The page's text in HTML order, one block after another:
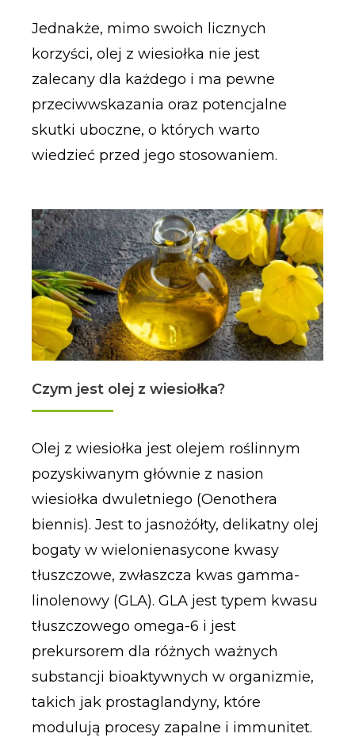
Jednakże, mimo swoich licznych
korzyści, olej z wiesiołka nie jest
zalecany dla każdego i ma pewne
przeciwwskazania oraz potencjalne
skutki uboczne, o których warto
wiedzieć przed jego stosowaniem.
Czym jest olej z wiesiołka?
Olej z wiesiołka jest olejem roślinnym
pozyskiwanym głównie z nasion
wiesiołka dwuletniego (Oenothera
biennis). Jest to jasnożółty, delikatny olej
bogaty w wielonienasycone kwasy
tłuszczowe, zwłaszcza kwas gamma-
linolenowy (GLA). GLA jest typem kwasu
tłuszczowego omega-6 i jest
prekursorem dla różnych ważnych
substancji bioaktywnych w organizmie,
takich jak prostaglandyny, które
modulują procesy zapalne i immunitet.